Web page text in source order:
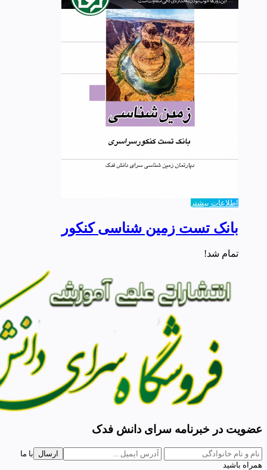
اطلاعات بیشتر
بانک تست زمین شناسی کنکور
تمام شد!
عضویت در خبرنامه سرای دانش فدک
ارسال
با ما
همراه باشید